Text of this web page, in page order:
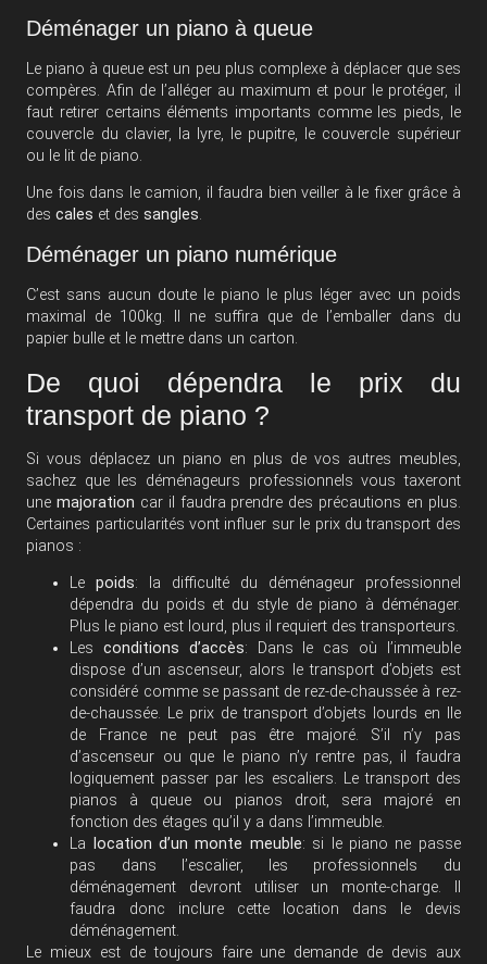
Déménager un piano à queue
Le piano à queue est un peu plus complexe à déplacer que ses
compères. Afin de l’alléger au maximum et pour le protéger, il
faut retirer certains éléments importants comme les pieds, le
couvercle du clavier, la lyre, le pupitre, le couvercle supérieur
ou le lit de piano.
Une fois dans le camion, il faudra bien veiller à le fixer grâce à
descales et dessangles.
Déménager un piano numérique
C’est sans aucun doute le piano le plus léger avec un poids
maximal de 100kg. Il ne suffira que de l’emballer dans du
papier bulle et le mettre dans un carton.
De quoi dépendra le prix du
transport de piano ?
Si vous déplacez un piano en plus de vos autres meubles,
sachez que les déménageurs professionnels vous taxeront
unemajoration car il faudra prendre des précautions en plus.
Certaines particularités vont influer sur le prix du transport des
pianos :
Lepoids: la difficulté du déménageur professionnel
dépendra du poids et du style de piano à déménager.
Plus le piano est lourd, plus il requiert des transporteurs.
Lesconditions d’accès: Dans le cas où l’immeuble
dispose d’un ascenseur, alors le transport d’objets est
considéré comme se passant de rez-de-chaussée à rez-
de-chaussée. Le prix de transport d’objets lourds en Ile
de France ne peut pas être majoré. S’il n’y pas
d’ascenseur ou que le piano n’y rentre pas, il faudra
logiquement passer par les escaliers. Le transport des
pianos à queue ou pianos droit, sera majoré en
fonction des étages qu’il y a dans l’immeuble.
La
location d’un monte meuble: si le piano ne passe
pas dans l’escalier, les professionnels du
déménagement devront utiliser un monte-charge. Il
faudra donc inclure cette location dans le devis
déménagement.
Le mieux est de toujours faire une demande de devis aux